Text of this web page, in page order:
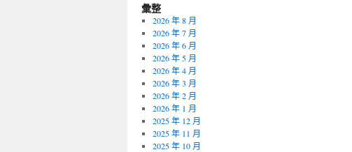
彙整
2026 年 8 月
2026 年 7 月
2026 年 6 月
2026 年 5 月
2026 年 4 月
2026 年 3 月
2026 年 2 月
2026 年 1 月
2025 年 12 月
2025 年 11 月
2025 年 10 月